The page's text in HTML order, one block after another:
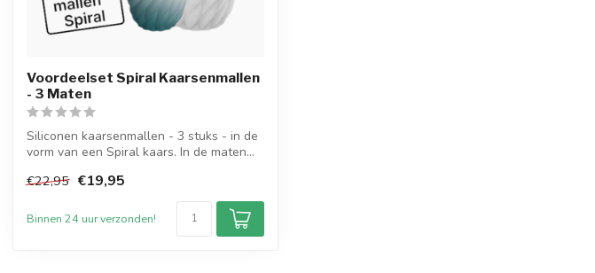
Voordeelset Spiral Kaarsenmallen
- 3 Maten
Siliconen kaarsenmallen - 3 stuks - in de
vorm van een Spiral kaars. In de maten...
€22,95 €19,95
Binnen 24 uur verzonden!